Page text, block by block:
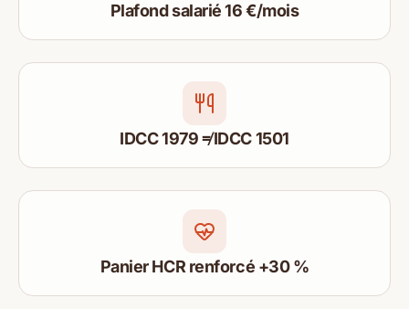
Plafond salarié 16 €/mois
IDCC 1979 ≠ IDCC 1501
Panier HCR renforcé +30 %